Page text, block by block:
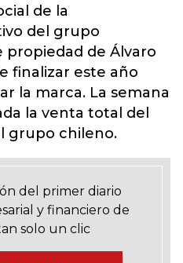
de la
del grupo
de Álvaro
finalizar este año
la marca. La semana
la venta total del
grupo chileno.
del primer diario
y financiero de
solo un clic